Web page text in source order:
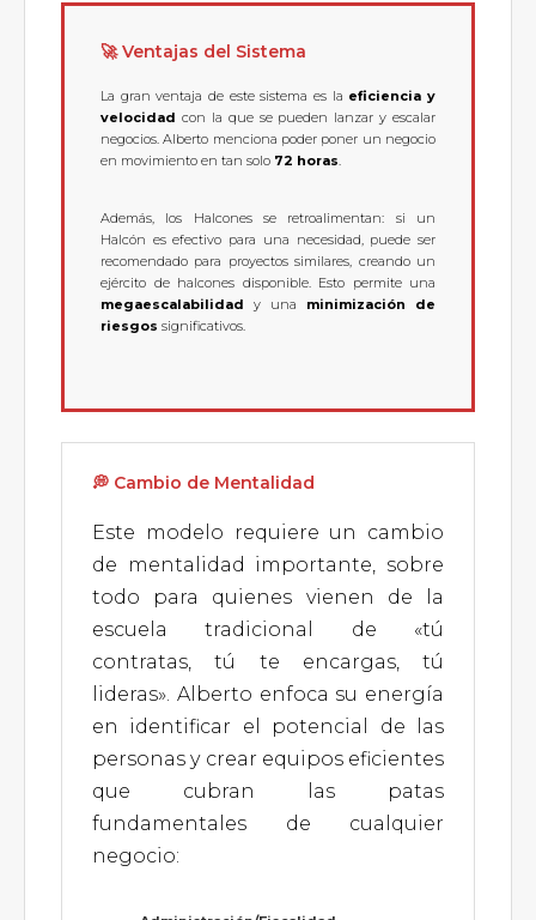
🚀 Ventajas del Sistema
La gran ventaja de este sistema es la eficiencia y
velocidad con la que se pueden lanzar y escalar
negocios. Alberto menciona poder poner un negocio
en movimiento en tan solo 72 horas.
Además, los Halcones se retroalimentan: si un
Halcón es efectivo para una necesidad, puede ser
recomendado para proyectos similares, creando un
ejército de halcones disponible. Esto permite una
megaescalabilidad y una minimización de
riesgos significativos.
💭 Cambio de Mentalidad
Este modelo requiere un cambio
de mentalidad importante, sobre
todo para quienes vienen de la
escuela tradicional de «tú
contratas, tú te encargas, tú
lideras». Alberto enfoca su energía
en identificar el potencial de las
personas y crear equipos eficientes
que cubran las patas
fundamentales de cualquier
negocio: